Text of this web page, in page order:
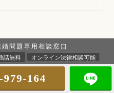
分与に関するご相
弁護士にお任せく
問題専用相談窓口
話無料 オンライン法律相談可能
979-164